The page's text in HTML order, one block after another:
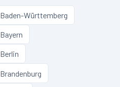
Baden-Württemberg
Bayern
Berlin
Brandenburg